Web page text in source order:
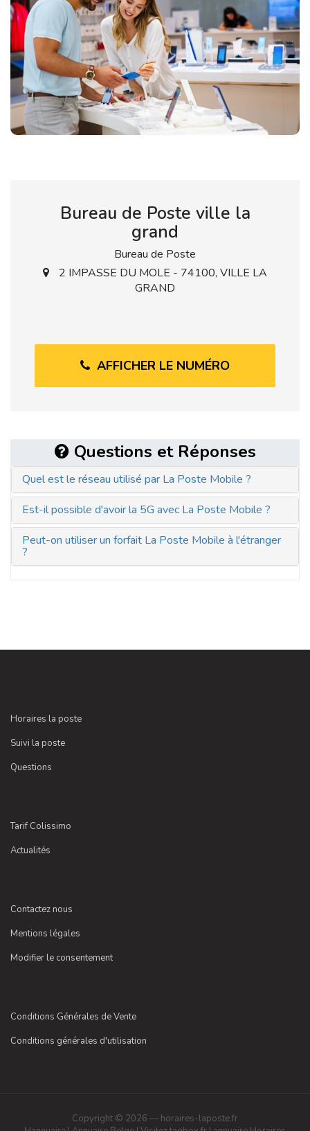
Bureau de Poste ville la
grand
Bureau de Poste
2 IMPASSE DU MOLE - 74100, VILLE LA
GRAND
AFFICHER LE NUMÉRO
Questions et Réponses
Quel est le réseau utilisé par La Poste Mobile ?
Est-il possible d'avoir la 5G avec La Poste Mobile ?
Peut-on utiliser un forfait La Poste Mobile à l'étranger
?
Horaires la poste
Suivi la poste
Questions
Tarif Colissimo
Actualités
Contactez nous
Mentions légales
Modifier le consentement
Conditions Générales de Vente
Conditions générales d'utilisation
Copyright © 2026 — horaires-laposte.fr